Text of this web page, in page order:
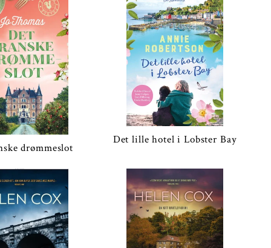
drømmeslot
Det lille hotel i Lobster Bay